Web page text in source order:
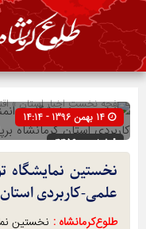
صفحه نخستاخبار استان»
شناسه : 4456
نخستین نمایشگاه
علمی-کاربردی
طلوع‌‌کرمانشاه : نخستین